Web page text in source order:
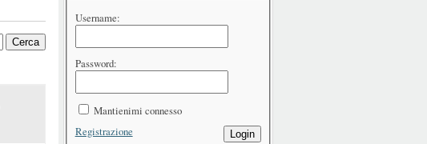
Username:
Password:
Mantienimi connesso
Login
Registrazione